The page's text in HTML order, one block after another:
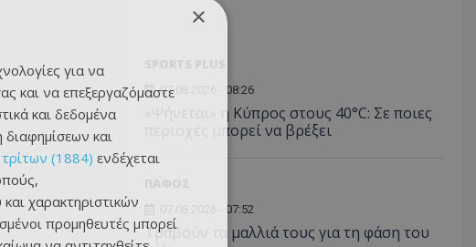
07.08.2026 - 08:26
«Ψήνεται» η Κύπρος στους 40°C: Σε ποιες
περιοχές μπορεί να βρέξει
07.08.2026 - 07:52
Τραβούν τα μαλλιά τους για τη φάση του
×
για να
και να επεξεργαζόμαστε
και δεδομένα
διαφημίσεων και
(1884) ενδέχεται
χαρακτηριστικών
προμηθευτές μπορεί